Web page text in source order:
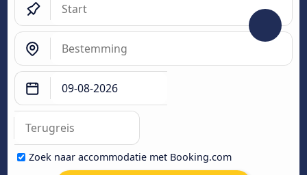
Zoek naar accommodatie met Booking.com